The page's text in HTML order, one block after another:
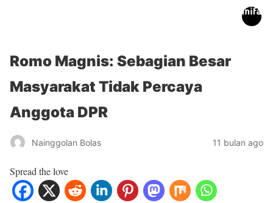
Romo Magnis: Sebagian Besar
Masyarakat Tidak Percaya
Anggota DPR
Nainggolan Bolas 11 bulan ago
Spread the love